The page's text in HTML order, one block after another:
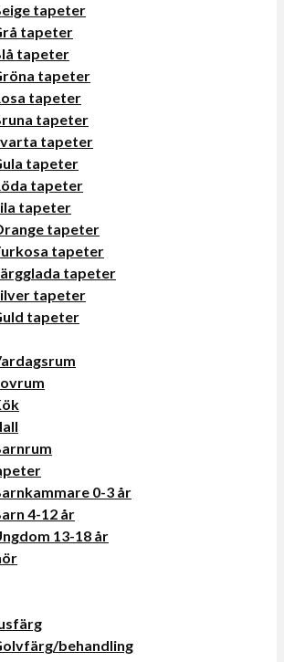
tapeter
tapeter
tapeter
tapeter
tapeter
tapeter
tapeter
tapeter
tapeter
tapeter
tapeter
tapeter
tapeter
tapeter
tapeter
0-3 år
4-12 år
13-18 år
behandling